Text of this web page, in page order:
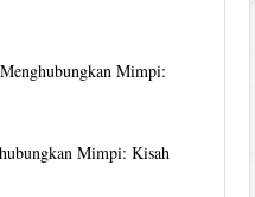
Mimpi:
Mimpi: Kisah